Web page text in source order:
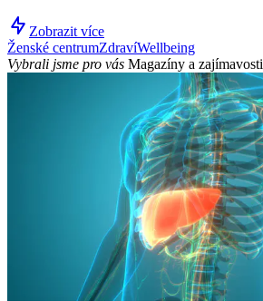
Zobrazit více
Ženské centrumZdravíWellbeing
Vybrali jsme pro vás Magazíny a zajímavosti